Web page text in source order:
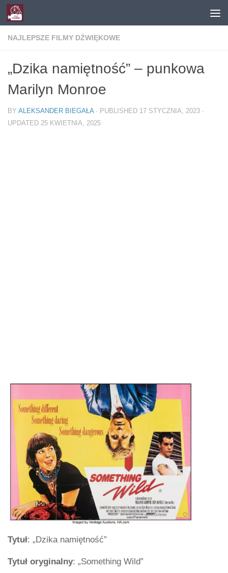
Skip to content
NAJLEPSZE FILMY DŹWIĘKOWE
„Dzika namiętność” – punkowa
Marilyn Monroe
BY ALEKSANDER BIEGAŁA · PUBLISHED 17 STYCZNIA, 2023 ·
UPDATED 25 KWIETNIA, 2025
Tytuł: „Dzika namiętność”
Tytuł oryginalny: „Something Wild”